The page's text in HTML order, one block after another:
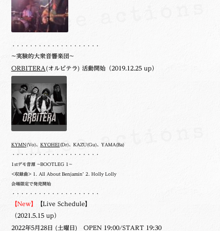
・・・・・・・・・・・・・・・・・・・・
~実験的大衆音響楽団~
ORBITERA (オルビテラ) 活動開始（2019.12.25 up）
KYMN(Vo)、 KYOHEI (Dr)、KAZU(Gu)、YAMA(Ba)
・・・・・・・・・・・・・・・・・・・・
1stデモ音源 ~BOOTLEG 1~
<収録曲> 1. All About Benjamin’ 2. Holly Lolly
会場限定で発売開始
・・・・・・・・・・・・・・・・・・・・
【New】 【Live Schedule】
（2021.5.15 up）
2022年5月28日 (土曜日) OPEN 19:00/START 19:30